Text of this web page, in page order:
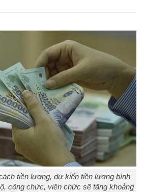
tiền lương, dự kiến tiền lương bình
công chức, viên chức sẽ tăng khoảng